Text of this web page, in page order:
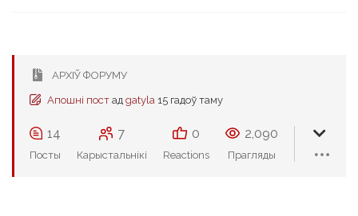
АРХІЎ ФОРУМУ
Апошні пост ад gatyla 15 гадоў таму
14
Посты
7
Карыстальнікі
0
Reactions
2,090
Прагляды